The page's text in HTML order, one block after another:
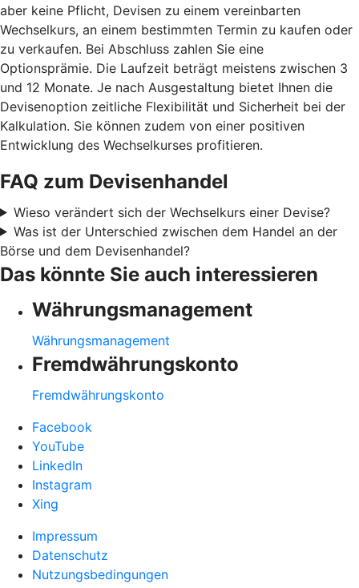
aber keine Pflicht, Devisen zu einem vereinbarten
Wechselkurs, an einem bestimmten Termin zu kaufen oder
zu verkaufen. Bei Abschluss zahlen Sie eine
Optionsprämie. Die Laufzeit beträgt meistens zwischen 3
und 12 Monate. Je nach Ausgestaltung bietet Ihnen die
Devisenoption zeitliche Flexibilität und Sicherheit bei der
Kalkulation. Sie können zudem von einer positiven
Entwicklung des Wechselkurses profitieren.
FAQ zum Devisenhandel
Wieso verändert sich der Wechselkurs einer Devise?
Was ist der Unterschied zwischen dem Handel an der
Börse und dem Devisenhandel?
Das könnte Sie auch interessieren
Währungsmanagement
Währungsmanagement
Fremdwährungskonto
Fremdwährungskonto
Facebook
YouTube
LinkedIn
Instagram
Xing
Impressum
Datenschutz
Nutzungsbedingungen